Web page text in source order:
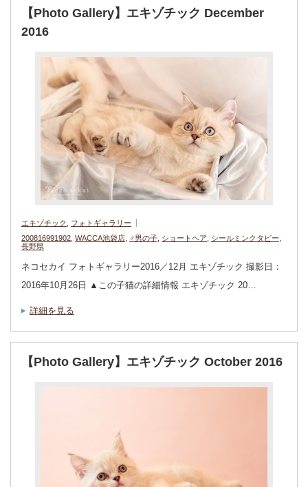
【Photo Gallery】エキゾチック December
2016
エキゾチック
フォトギャラリー
200816991902 WACCA池袋店 ♂男の子 ショートヘア シールミンクタビー
長野県
ネコセカイ フォトギャラリー2016／12月 エキゾチック 撮影日：
2016年10月26日 ▲この子猫の詳細情報 エキゾチック 20…
詳細を見る
【Photo Gallery】エキゾチック October 2016